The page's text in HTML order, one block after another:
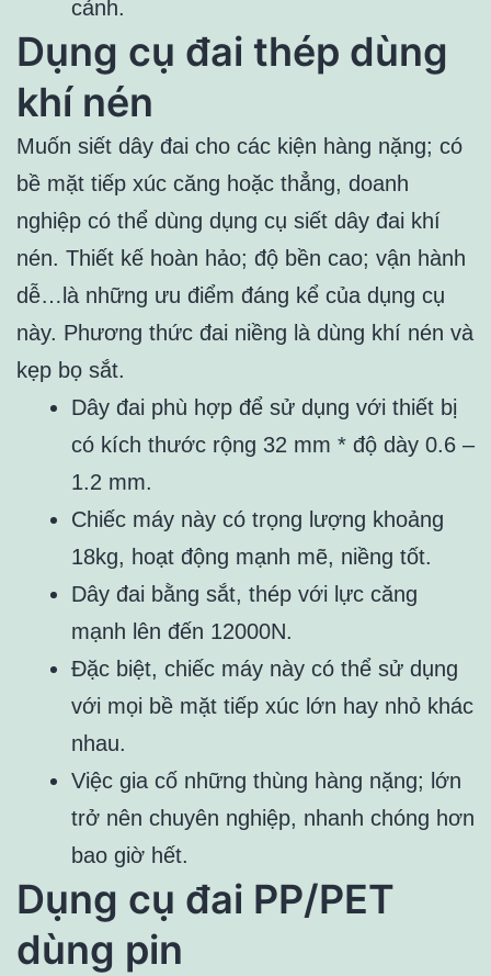
cảnh.
Dụng cụ đai thép dùng
khí nén
Muốn siết dây đai cho các kiện hàng nặng; có
bề mặt tiếp xúc căng hoặc thẳng, doanh
nghiệp có thể dùng dụng cụ siết dây đai khí
nén. Thiết kế hoàn hảo; độ bền cao; vận hành
dễ…là những ưu điểm đáng kể của dụng cụ
này. Phương thức đai niềng là dùng khí nén và
kẹp bọ sắt.
Dây đai phù hợp để sử dụng với thiết bị
có kích thước rộng 32 mm * độ dày 0.6 –
1.2 mm.
Chiếc máy này có trọng lượng khoảng
18kg, hoạt động mạnh mẽ, niềng tốt.
Dây đai bằng sắt, thép với lực căng
mạnh lên đến 12000N.
Đặc biệt, chiếc máy này có thể sử dụng
với mọi bề mặt tiếp xúc lớn hay nhỏ khác
nhau.
Việc gia cố những thùng hàng nặng; lớn
trở nên chuyên nghiệp, nhanh chóng hơn
bao giờ hết.
Dụng cụ đai PP/PET
dùng pin